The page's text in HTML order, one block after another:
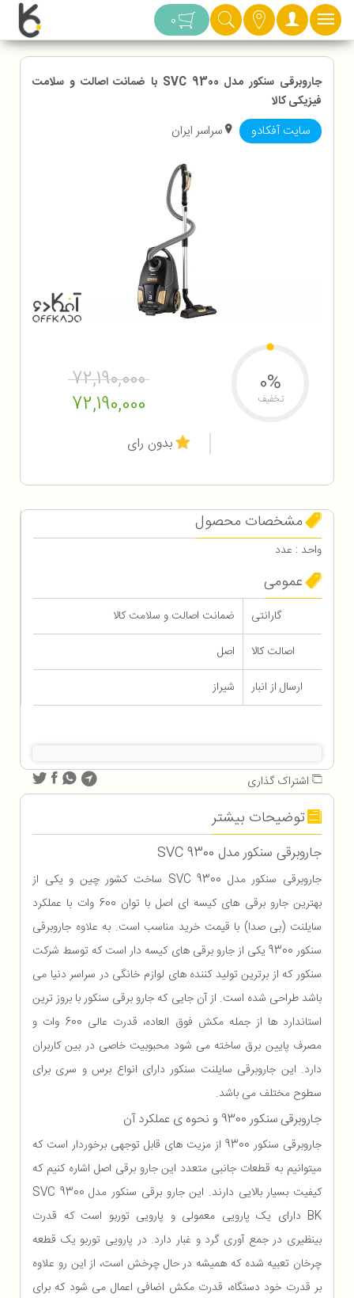
دسته بندی 0
جاروبرقی سنکور مدل SVC 9300 با ضمانت اصالت و سلامت
فیزیکی کالا
سایت آفکادو سراسر ایران
72,190,000
72,190,000
0%
تخفیف
بدون رای
مشخصات محصول
واحد : عدد
عمومی
گارانتی
ضمانت اصالت و سلامت کالا
اصالت کالا
اصل
ارسال از انبار
شیراز
اشتراک گذاری
توضیحات بیشتر
جاروبرقی سنکور مدل SVC 9300
جاروبرقی سنکور مدل SVC 9300 ساخت کشور چین و یکی از
بهترین جارو برقی های کیسه ای اصل با توان 600 وات با عملکرد
سایلنت (بی صدا) با قیمت خرید مناسب است. به علاوه جاروبرقی
سنکور 9300 یکی از جارو برقی های کیسه دار است که توسط شرکت
سنکور که از برترین تولید کننده های لوازم خانگی در سراسر دنیا می
باشد طراحی شده است. از آن جایی که جارو برقی سنکور با بروز ترین
استاندارد ها از جمله مکش فوق العاده، قدرت عالی 600 وات و
مصرف پایین برق ساخته می شود محبوبیت خاصی در بین کاربران
دارد. این جاروبرقی سایلنت سنکور دارای انواع برس و سری برای
سطوح مختلف می باشد.
جاروبرقی سنکور 9300 و نحوه ی عملکرد آن
جاروبرقی سنکور 9300 از مزیت های قابل توجهی برخوردار است که
میتوانیم به قطعات جانبی متعدد این جارو برقی اصل اشاره کنیم که
کیفیت بسیار بالایی دارند. این جارو برقی سنکور مدل SVC 9300
BK دارای یک پارویی معمولی و پارویی توربو است که قدرت
بینظیری در جمع آوری گرد و غبار دارد. در پارویی توربو یک قطعه
چرخان تعبیه شده که همیشه در حال چرخش است، از این رو علاوه
بر قدرت خود دستگاه، قدرت مکش اضافی اعمال می شود که برای